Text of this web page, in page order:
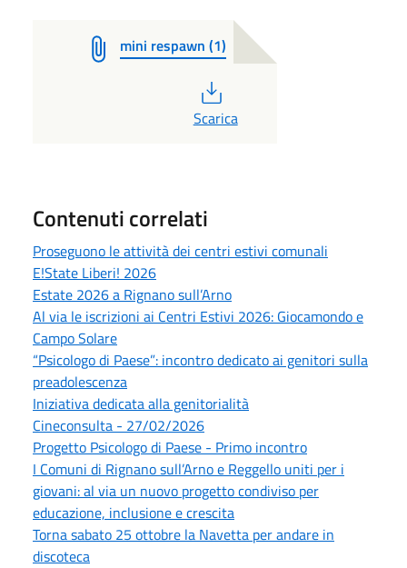
mini respawn (1)
Scarica
Contenuti correlati
Proseguono le attività dei centri estivi comunali
E!State Liberi! 2026
Estate 2026 a Rignano sull’Arno
Al via le iscrizioni ai Centri Estivi 2026: Giocamondo e
Campo Solare
“Psicologo di Paese”: incontro dedicato ai genitori sulla
preadolescenza
Iniziativa dedicata alla genitorialità
Cineconsulta - 27/02/2026
Progetto Psicologo di Paese - Primo incontro
I Comuni di Rignano sull’Arno e Reggello uniti per i
giovani: al via un nuovo progetto condiviso per
educazione, inclusione e crescita
Torna sabato 25 ottobre la Navetta per andare in
discoteca